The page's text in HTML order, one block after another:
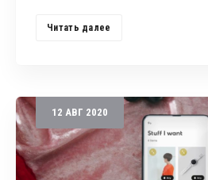
Читать далее
12 АВГ 2020